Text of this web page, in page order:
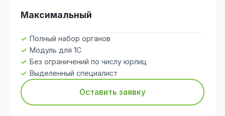
Максимальный
Полный набор органов
Модуль для 1С
Без ограничений по числу юрлиц
Выделенный специалист
Оставить заявку